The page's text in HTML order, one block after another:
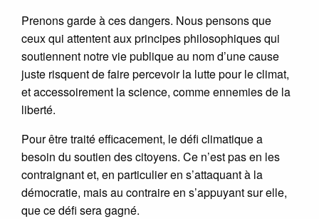
Prenons garde à ces dangers. Nous pensons que
ceux qui attentent aux principes philosophiques qui
soutiennent notre vie publique au nom d’une cause
juste risquent de faire percevoir la lutte pour le climat,
et accessoirement la science, comme ennemies de la
liberté.
Pour être traité efficacement, le défi climatique a
besoin du soutien des citoyens. Ce n’est pas en les
contraignant et, en particulier en s’attaquant à la
démocratie, mais au contraire en s’appuyant sur elle,
que ce défi sera gagné.